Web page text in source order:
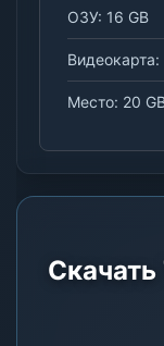
ОЗУ: 16 GB
Место: 20